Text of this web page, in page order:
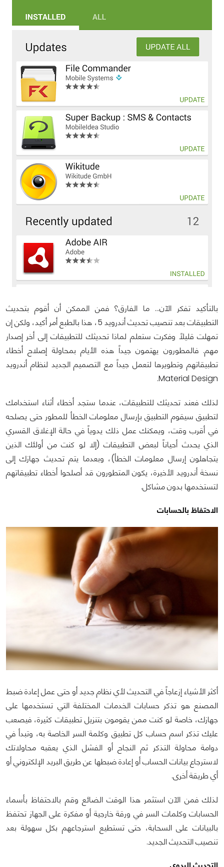
بالتأكيد تفكر الآن... ما الفارق؟ فمن الممكن أن أقوم بتحديث
التطبيقات بعد تنصيب تحديث أندرويد 5، هذا بالطبع أمر أكيد، ولكن إن
تمهلت قليلاً وفكرت ستعلم لماذا تحديثك للتطبيقات إلى أخر إصدار
مهم. فالمطورون يهتمون جيداً هذه الأيام بمحاولة إصلاح أخطاء
تطبيقاتهم وتطويرها لتعمل جيداً مع التصميم الجديد لنظام أندرويد
Material Design.
لذلك فعند تحديثك للتطبيقات، عندما ستجد أخطاء أثناء استخدامك
لتطبيق سيقوم التطبيق بإرسال معلومات الخطأ للمطور حتى يصلحه
في أقرب وقت، ويمكنك عمل ذلك يدوياً في حالة الإغلاق القسري
الذي يحدث أحياناً لبعض التطبيقات (إلا لو كنت من أولئك الذين
يتجاهلون إرسال معلومات الخطأ)، وبعدما يتم تحديث جهازك إلى
نسخة أندرويد الأخيرة، يكون المتطورون قد أصلحوا أخطاء تطبيقاتهم
لتستخدمها بدون مشاكل.
الاحتفاظ بالحسابات
أكثر الأشياء إزعاجاً في التحديث لأي نظام جديد أو حتى عمل إعادة ضبط
المصنع هو تذكر حسابات الخدمات المختلفة التي تستخدمها على
جهازك، خاصة لو كنت ممن يقومون بتنزيل تطبيقات كثيرة، فيصعب
عليك تذكر اسم حساب كل تطبيق وكلمة السر الخاصة به، وتبدأ في
دوامة محاولة التذكر ثم النجاح أو الفشل الذي يعقبه محاولاتك
لاسترجاع بيانات الحساب أو إعادة ضبطها عن طريق البريد الإلكتروني أو
أي طريقة أخرى.
لذلك فمن الآن استثمر هذا الوقت الضائع وقم بالاحتفاظ بأسماء
الحسابات وكلمات السر في ورقة خارجية أو مفكرة على الجهاز تحتفظ
بالبيانات على السحابة، حتى تستطيع استرجاعهم بكل سهولة بعد
تنصيب التحديث الجديد.